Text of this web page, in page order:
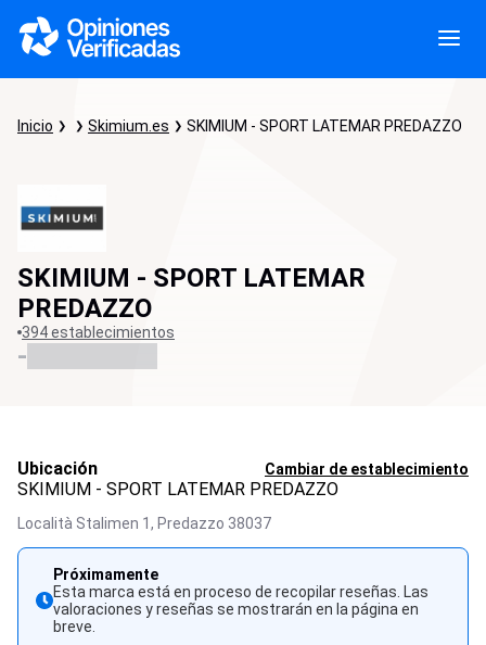
Inicio Skimium.es SKIMIUM - SPORT LATEMAR PREDAZZO
SKIMIUM - SPORT LATEMAR
PREDAZZO
394 establecimientos
-
Ubicación Cambiar de establecimiento
SKIMIUM - SPORT LATEMAR PREDAZZO
Località Stalimen 1, Predazzo 38037
Próximamente
Esta marca está en proceso de recopilar reseñas. Las
valoraciones y reseñas se mostrarán en la página en
breve.